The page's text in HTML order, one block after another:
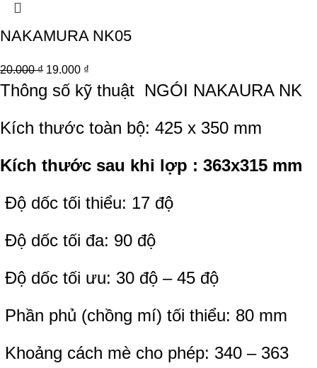
NAKAMURA NK05
20.000₫ 19.000 ₫
Thông số kỹ thuật NGÓI NAKAURA NK
Kích thước toàn bộ: 425 x 350 mm
Kích thước sau khi lợp : 363x315 mm
Độ dốc tối thiểu: 17 độ
Độ dốc tối đa: 90 độ
Độ dốc tối ưu: 30 độ – 45 độ
Phần phủ (chồng mí) tối thiểu: 80 mm
Khoảng cách mè cho phép: 340 – 363